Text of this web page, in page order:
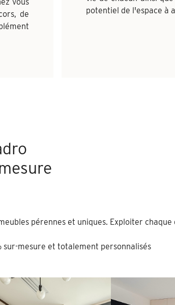
de
potentiel de l'espace à
pérennes et uniques. Exploiter chaque
sur-mesure et totalement personnalisés